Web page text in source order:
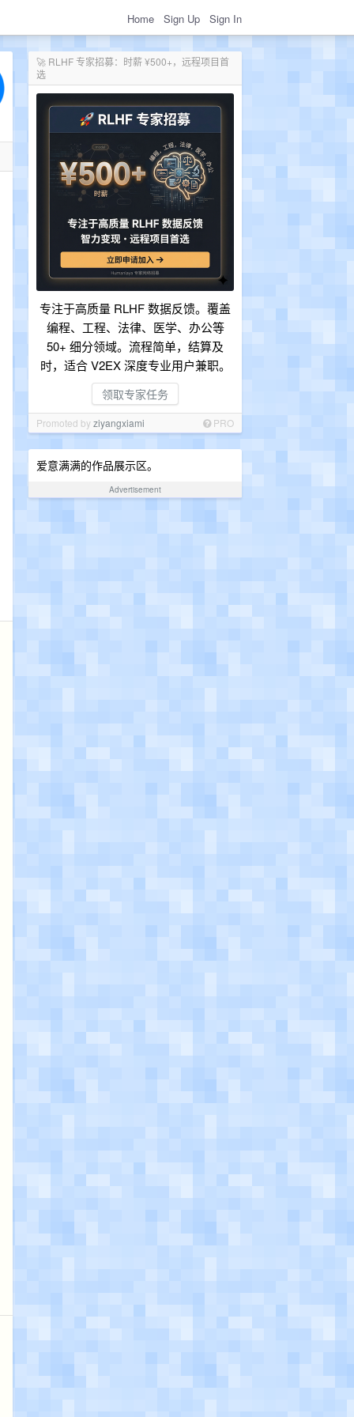
Home Sign Up Sign In
🚀 RLHF 专家招募：时薪 ¥500+，远程项目首
选
专注于高质量 RLHF 数据反馈。覆盖
编程、工程、法律、医学、办公等
50+ 细分领域。流程简单，结算及
时，适合 V2EX 深度专业用户兼职。
领取专家任务
Promoted byziyangxiami PRO
爱意满满的作品展示区。
Advertisement